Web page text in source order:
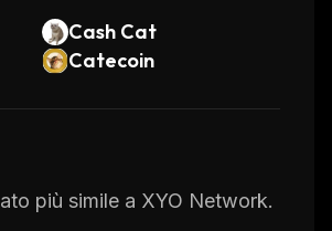
Cash Cat
Catecoin
più simile a XYO Network.